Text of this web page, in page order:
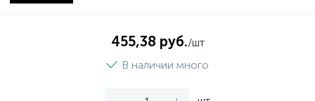
455,38 руб./шт
В наличии много